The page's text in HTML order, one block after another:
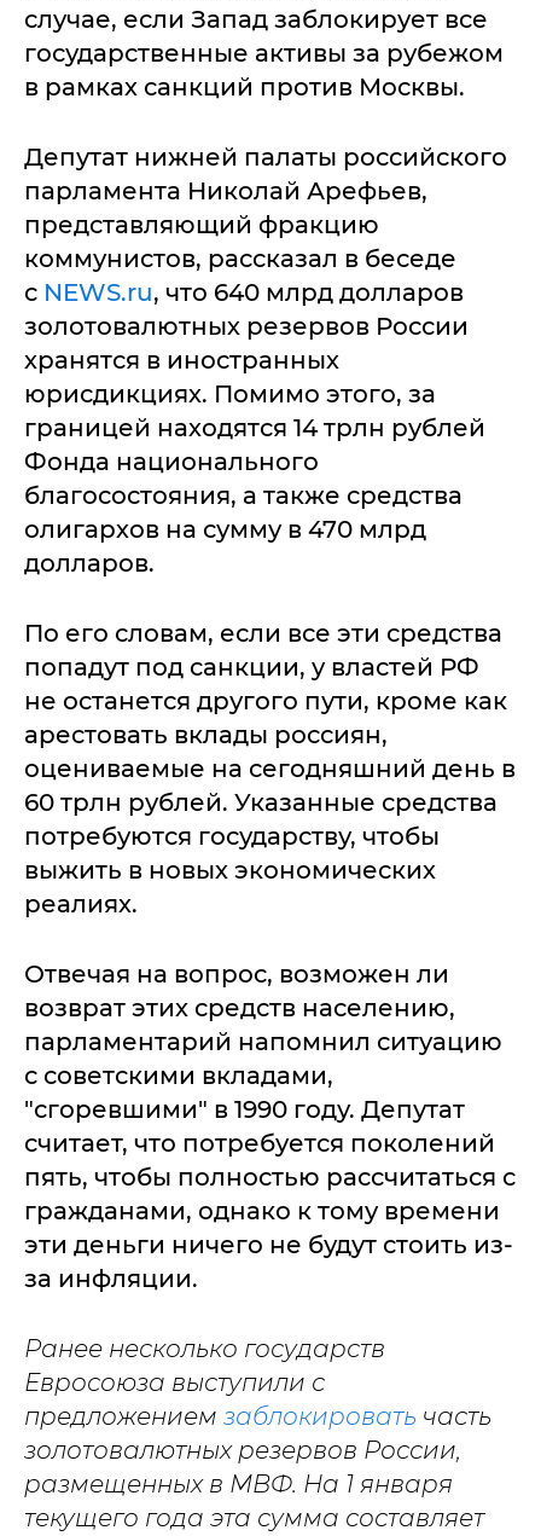
случае, если Запад заблокирует все
государственные активы за рубежом
в рамках санкций против Москвы.
Депутат нижней палаты российского
парламента Николай Арефьев,
представляющий фракцию
коммунистов, рассказал в беседе
с NEWS.ru, что 640 млрд долларов
золотовалютных резервов России
хранятся в иностранных
юрисдикциях. Помимо этого, за
границей находятся 14 трлн рублей
Фонда национального
благосостояния, а также средства
олигархов на сумму в 470 млрд
долларов.
По его словам, если все эти средства
попадут под санкции, у властей РФ
не останется другого пути, кроме как
арестовать вклады россиян,
оцениваемые на сегодняшний день в
60 трлн рублей. Указанные средства
потребуются государству, чтобы
выжить в новых экономических
реалиях.
Отвечая на вопрос, возможен ли
возврат этих средств населению,
парламентарий напомнил ситуацию
с советскими вкладами,
"сгоревшими" в 1990 году. Депутат
считает, что потребуется поколений
пять, чтобы полностью рассчитаться с
гражданами, однако к тому времени
эти деньги ничего не будут стоить из-
за инфляции.
Ранее несколько государств
Евросоюза выступили с
предложением заблокировать часть
золотовалютных резервов России,
размещенных в МВФ. На 1 января
текущего года эта сумма составляет